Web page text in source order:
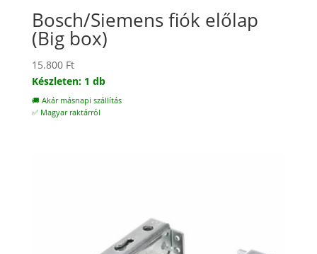
Bosch/Siemens fiók előlap
(Big box)
15.800 Ft
Készleten: 1 db
🚚 Akár másnapi szállítás
✅ Magyar raktárról